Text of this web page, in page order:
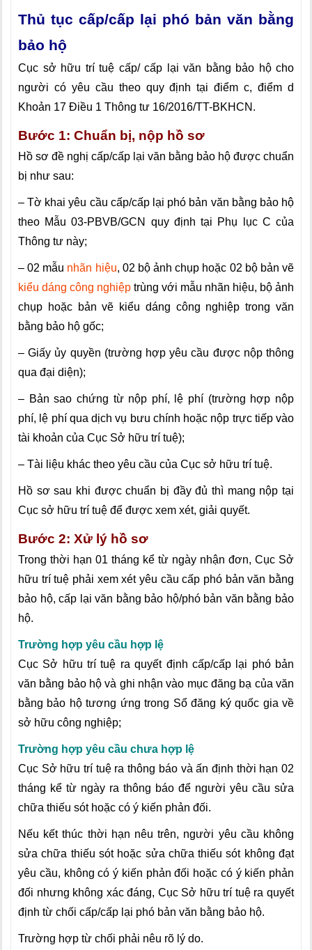
Thủ tục cấp/cấp lại phó bản văn bằng
bảo hộ
Cục sở hữu trí tuệ cấp/ cấp lại văn bằng bảo hộ cho
người có yêu cầu theo quy định tại điểm c, điểm d
Khoản 17 Điều 1 Thông tư 16/2016/TT-BKHCN.
Bước 1: Chuẩn bị, nộp hồ sơ
Hồ sơ đề nghị cấp/cấp lại văn bằng bảo hộ được chuẩn
bị như sau:
– Tờ khai yêu cầu cấp/cấp lại phó bản văn bằng bảo hộ
theo Mẫu 03-PBVB/GCN quy định tại Phụ lục C của
Thông tư này;
– 02 mẫu nhãn hiệu, 02 bộ ảnh chụp hoặc 02 bộ bản vẽ
kiểu dáng công nghiệp trùng với mẫu nhãn hiệu, bộ ảnh
chụp hoặc bản vẽ kiểu dáng công nghiệp trong văn
bằng bảo hộ gốc;
– Giấy ủy quyền (trường hợp yêu cầu được nộp thông
qua đại diện);
– Bản sao chứng từ nộp phí, lệ phí (trường hợp nộp
phí, lệ phí qua dịch vụ bưu chính hoặc nộp trực tiếp vào
tài khoản của Cục Sở hữu trí tuệ);
– Tài liệu khác theo yêu cầu của Cục sở hữu trí tuệ.
Hồ sơ sau khi được chuẩn bị đầy đủ thì mang nộp tại
Cục sở hữu trí tuệ để được xem xét, giải quyết.
Bước 2: Xử lý hồ sơ
Trong thời hạn 01 tháng kể từ ngày nhận đơn, Cục Sở
hữu trí tuệ phải xem xét yêu cầu cấp phó bản văn bằng
bảo hộ, cấp lại văn bằng bảo hộ/phó bản văn bằng bảo
hộ.
Trường hợp yêu cầu hợp lệ
Cục Sở hữu trí tuệ ra quyết định cấp/cấp lại phó bản
văn bằng bảo hộ và ghi nhận vào mục đăng bạ của văn
bằng bảo hộ tương ứng trong Sổ đăng ký quốc gia về
sở hữu công nghiệp;
Trường hợp yêu cầu chưa hợp lệ
Cục Sở hữu trí tuệ ra thông báo và ấn định thời hạn 02
tháng kể từ ngày ra thông báo để người yêu cầu sửa
chữa thiếu sót hoặc có ý kiến phản đối.
Nếu kết thúc thời hạn nêu trên, người yêu cầu không
sửa chữa thiếu sót hoặc sửa chữa thiếu sót không đạt
yêu cầu, không có ý kiến phản đối hoặc có ý kiến phản
đối nhưng không xác đáng, Cục Sở hữu trí tuệ ra quyết
định từ chối cấp/cấp lại phó bản văn bằng bảo hộ.
Trường hợp từ chối phải nêu rõ lý do.